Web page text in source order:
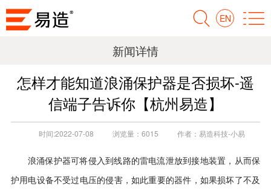
EN
新闻详情
怎样才能知道浪涌保护器是否损坏-遥
信端子告诉你【杭州易造】
时间:2022-07-08 浏览量： 6015 作者： 易造科技-小易
浪涌保护器可将侵入到线路的雷电流泄放到接地装置，从而保
护用电设备不受过电压的侵害，如此重要的器件，如果损坏了不及